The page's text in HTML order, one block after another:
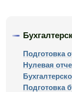
Подготовка
Нулевая
Подготовка